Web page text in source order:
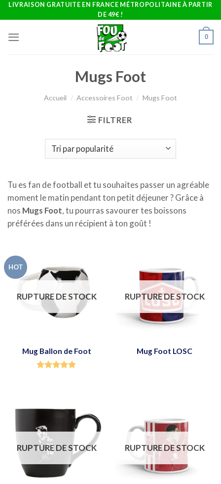
Skip
to
content
LIVRAISON GRATUITE EN FRANCE MÉTROPOLITAINE À PARTIR
DE 49€ !
0
Mugs Foot
Accueil / Accessoires Foot / Mugs Foot
FILTRER
Tu es fan de football et tu souhaites passer un agréable
moment le matin pendant ton petit déjeuner ? Grâce à
nos Mugs Foot, tu pourras savourer tes boissons
préférées dans un récipient à ton goût !
HOT
RUPTURE DE STOCK
Mug Ballon de Foot
RUPTURE DE STOCK
Mug Foot LOSC
RUPTURE DE STOCK RUPTURE DE STOCK